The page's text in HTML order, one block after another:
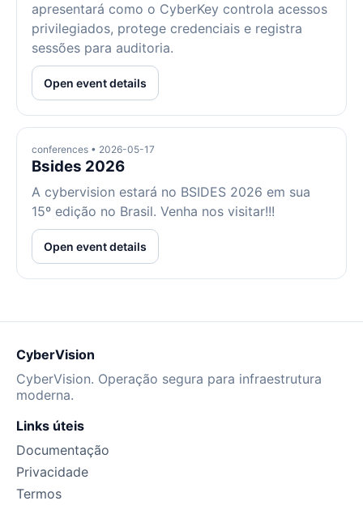
apresentará como o CyberKey controla acessos
privilegiados, protege credenciais e registra
sessões para auditoria.
Open event details
conferences • 2026-05-17
Bsides 2026
A cybervision estará no BSIDES 2026 em sua
15º edição no Brasil. Venha nos visitar!!!
Open event details
CyberVision
CyberVision. Operação segura para infraestrutura
moderna.
Links úteis
Documentação
Privacidade
Termos